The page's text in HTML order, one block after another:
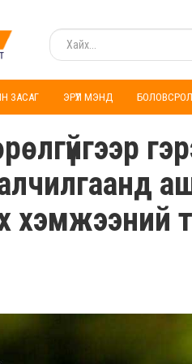
ЗАСАГ ЭРҮҮЛ МЭНД БОЛОВСРОЛ
хэмжээний